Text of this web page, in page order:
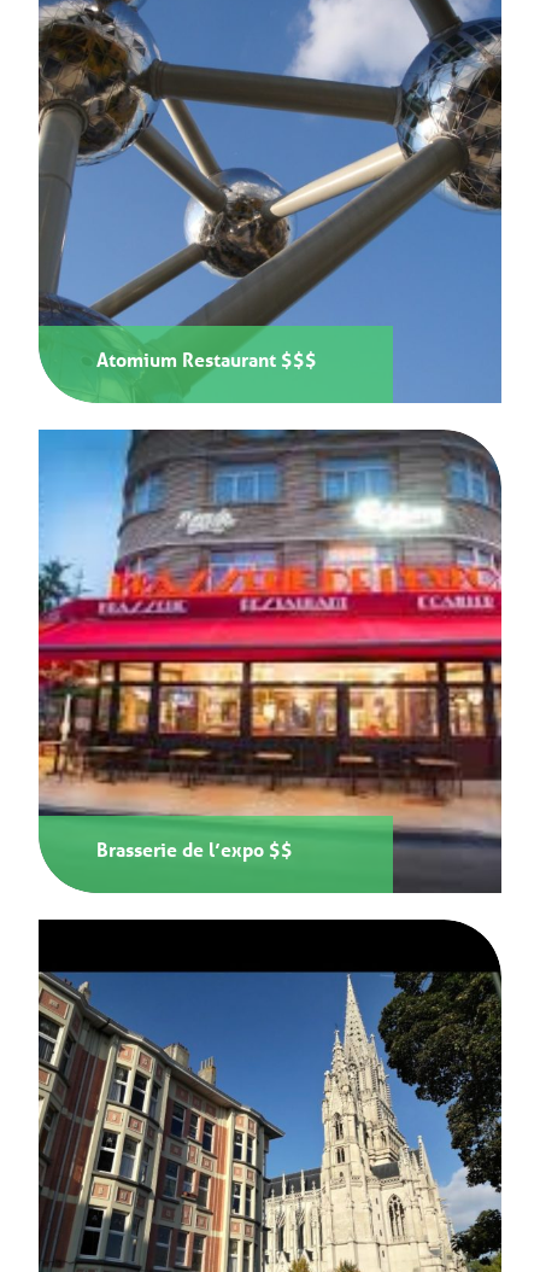
Atomium Restaurant $$$
Brasserie de l’expo $$